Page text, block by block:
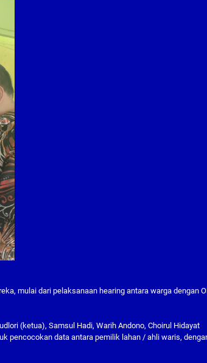
mulai dari pelaksanaan hearing antara warga dengan
(ketua), Samsul Hadi, Warih Andono, Choirul Hidayat
pencocokan data antara pemilik lahan / ahli waris,